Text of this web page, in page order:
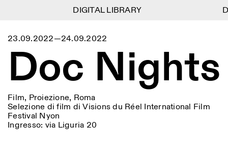
Menu
Lingua EN IT DE
FR
Calendario
Ricerca
Residenze
Archivio
Blog
Information
ISTITUTO SVIZZERO
ROMA
Villa Maraini
Via Ludovisi 48
00187 Roma
+39 06 420 421
Filtri
Area di appartenenza
Reset
Arte
Residenze Scienze
Luogo
Reset
Roma
23.09.2022—24.09.2022
Doc Nights
Film, Proiezione, Roma
Selezione di film di Visions du Réel International Film
Festival Nyon
Ingresso: via Liguria 20
DIGITAL LIBRARY
DIGITAL LIBRARY